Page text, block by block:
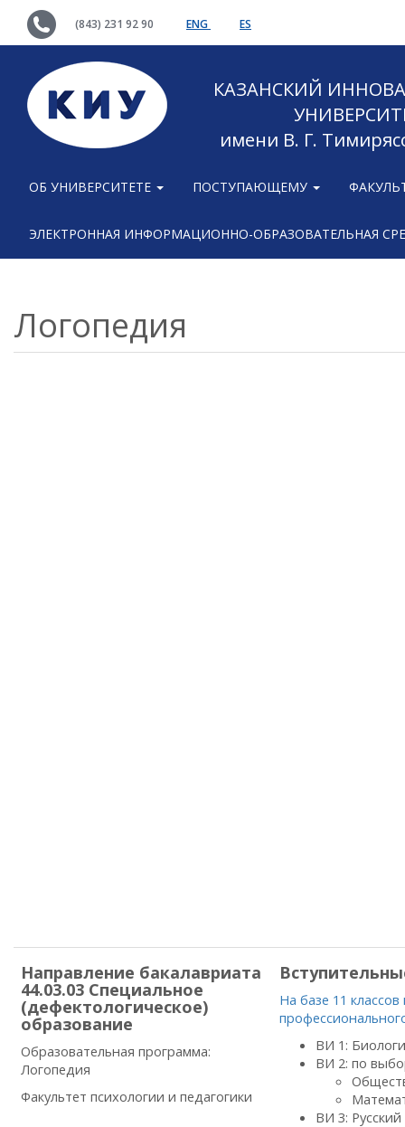
(843) 231 92 90 ENG ES
КАЗАНСКИЙ
имени В. Г.
ОБ УНИВЕРСИТЕТЕ ПОСТУПАЮЩЕМУ
ЭЛЕКТРОННАЯ ИНФОРМАЦИОННО-ОБРАЗОВАТЕЛЬНАЯ
Логопедия
Направление бакалавриата
44.03.03 Специальное
(дефектологическое)
образование
Образовательная программа:
Логопедия
Факультет психологии и педагогики
На базе 11
ВИ 1:
ВИ 2: по
ВИ 3: